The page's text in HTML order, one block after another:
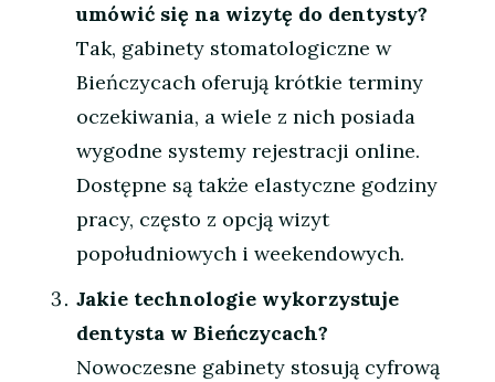
umówić się na wizytę do dentysty?
Tak, gabinety stomatologiczne w
Bieńczycach oferują krótkie terminy
oczekiwania, a wiele z nich posiada
wygodne systemy rejestracji online.
Dostępne są także elastyczne godziny
pracy, często z opcją wizyt
popołudniowych i weekendowych.
Jakie technologie wykorzystuje
dentysta w Bieńczycach?
Nowoczesne gabinety stosują cyfrową